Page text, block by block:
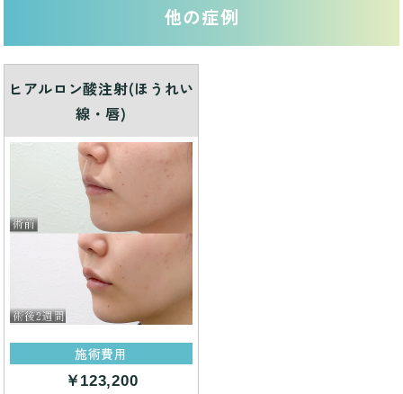
他の症例
ヒアルロン酸注射(ほうれい
線・唇)
施術費用
￥123,200